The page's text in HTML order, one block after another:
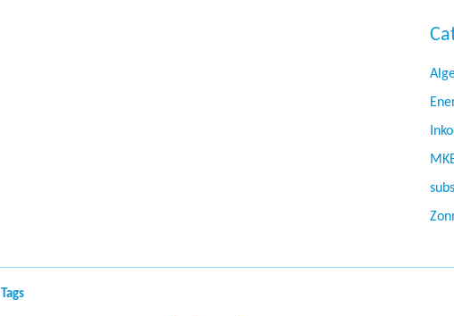
Tags